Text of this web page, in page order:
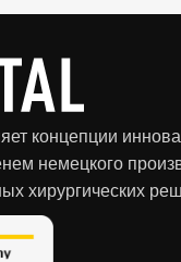
концепции
немецкого
хирургических